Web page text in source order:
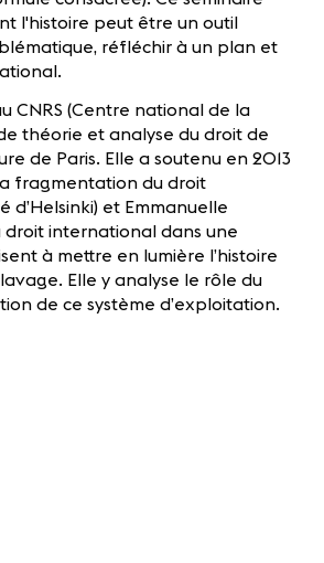
l'histoire peut être un outil
réfléchir à un plan et
CNRS (Centre national de la
théorie et analyse du droit de
de Paris. Elle a soutenu en 2013
fragmentation du droit
et Emmanuelle
droit international dans une
à mettre en lumière l’histoire
Elle y analyse le rôle du
de ce système d’exploitation.